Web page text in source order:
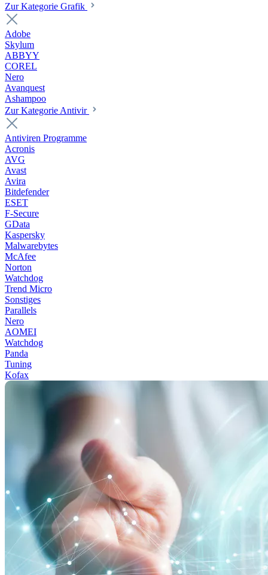
Zur Kategorie Grafik
Adobe
Skylum
ABBYY
COREL
Nero
Avanquest
Ashampoo
Zur Kategorie Antivir
Antiviren Programme
Acronis
AVG
Avast
Avira
Bitdefender
ESET
F-Secure
GData
Kaspersky
Malwarebytes
McAfee
Norton
Watchdog
Trend Micro
Sonstiges
Parallels
Nero
AOMEI
Watchdog
Panda
Tuning
Kofax